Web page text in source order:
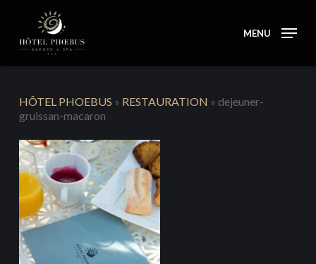
content
MENU
HÔTEL PHOEBUS » RESTAURATION » dejeuner-
gruissan-macaron